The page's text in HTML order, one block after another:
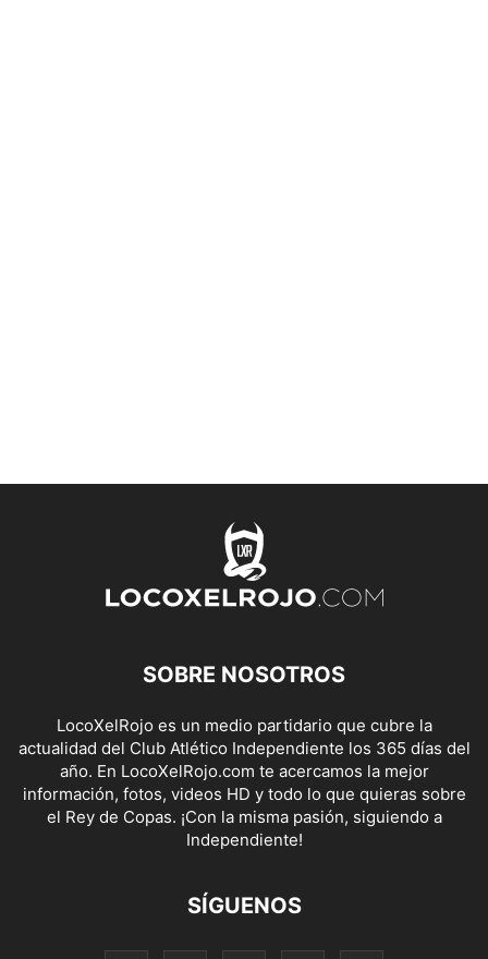
SOBRE NOSOTROS
LocoXelRojo es un medio partidario que cubre la
actualidad del Club Atlético Independiente los 365 días del
año. En LocoXelRojo.com te acercamos la mejor
información, fotos, videos HD y todo lo que quieras sobre
el Rey de Copas. ¡Con la misma pasión, siguiendo a
Independiente!
SÍGUENOS